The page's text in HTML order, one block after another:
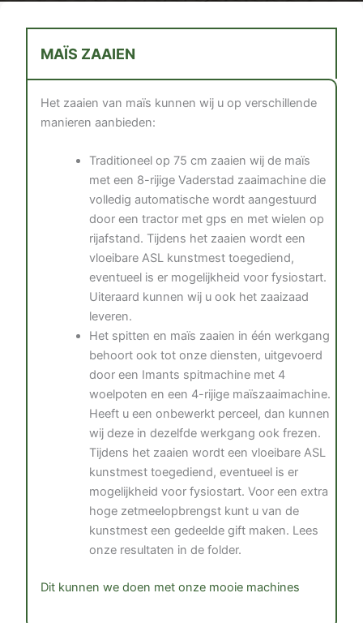
MAÏS ZAAIEN
Het zaaien van maїs kunnen wij u op verschillende
manieren aanbieden:
Traditioneel op 75 cm zaaien wij de maїs
met een 8-rijige Vaderstad zaaimachine die
volledig automatische wordt aangestuurd
door een tractor met gps en met wielen op
rijafstand. Tijdens het zaaien wordt een
vloeibare ASL kunstmest toegediend,
eventueel is er mogelijkheid voor fysiostart.
Uiteraard kunnen wij u ook het zaaizaad
leveren.
Het spitten en maïs zaaien in één werkgang
behoort ook tot onze diensten, uitgevoerd
door een Imants spitmachine met 4
woelpoten en een 4-rijige maïszaaimachine.
Heeft u een onbewerkt perceel, dan kunnen
wij deze in dezelfde werkgang ook frezen.
Tijdens het zaaien wordt een vloeibare ASL
kunstmest toegediend, eventueel is er
mogelijkheid voor fysiostart. Voor een extra
hoge zetmeelopbrengst kunt u van de
kunstmest een gedeelde gift maken. Lees
onze resultaten in de folder.
Dit kunnen we doen met onze mooie machines